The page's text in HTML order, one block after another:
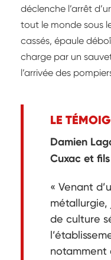
déclenche l’arrêt
tout le monde sous
cassés, épaule
charge par un
l’arrivée des
LE
Damien
Cuxac et fils
« Venant
métallurgie,
de culture
notamment